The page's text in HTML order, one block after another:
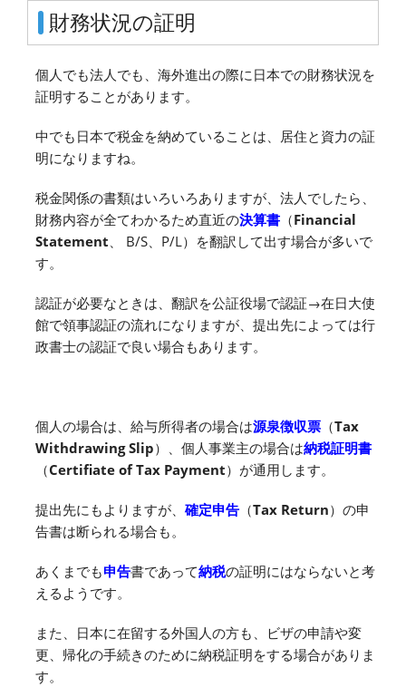
財務状況の証明
個人でも法人でも、海外進出の際に日本での財務状況を
証明することがあります。
中でも日本で税金を納めていることは、居住と資力の証
明になりますね。
税金関係の書類はいろいろありますが、法人でしたら、
財務内容が全てわかるため直近の決算書 （Financial
Statement、 B/S、P/L）を翻訳して出す場合が多いで
す。
認証が必要なときは、翻訳を公証役場で認証→在日大使
館で領事認証の流れになりますが、提出先によっては行
政書士の認証で良い場合もあります。
個人の場合は、給与所得者の場合は源泉徴収票 （Tax
Withdrawing Slip）、個人事業主の場合は納税証明書
（Certifiate of Tax Payment）が通用します。
提出先にもよりますが、 確定申告 （Tax Return）の申
告書は断られる場合も。
あくまでも申告書であって納税の証明にはならないと考
えるようです。
また、日本に在留する外国人の方も、ビザの申請や変
更、帰化の手続きのために納税証明をする場合がありま
す。